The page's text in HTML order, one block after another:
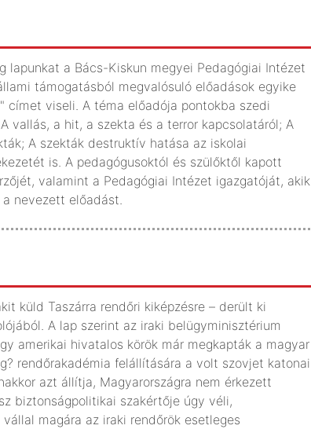
lapunkat a Bács-Kiskun megyei Pedagógiai Intézet
támogatásból megvalósuló előadások egyike
címet viseli. A téma előadója pontokba szedi
vallás, a hit, a szekta és a terror kapcsolatáról; A
A szekták destruktív hatása az iskolai
is. A pedagógusoktól és szülőktől kapott
valamint a Pedagógiai Intézet igazgatóját, akik
nevezett előadást.
küld Taszárra rendőri kiképzésre – derült ki
A lap szerint az iraki belügyminisztérium
amerikai hivatalos körök már megkapták a magyar
rendőrakadémia felállítására a volt szovjet katonai
azt állítja, Magyarországra nem érkezett
biztonságpolitikai szakértője úgy véli,
magára az iraki rendőrök esetleges